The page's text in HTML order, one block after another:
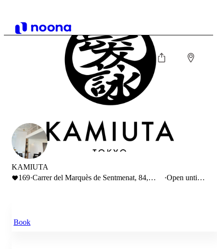
KAMIUTA
169·Carrer del Marquès de Sentmenat, 84,
·Open until
Book